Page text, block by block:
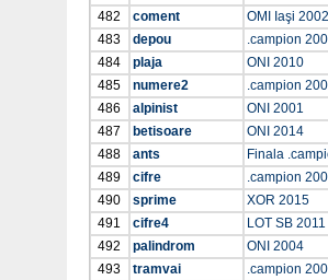
482
coment
OMI Iaşi 2002
483
depou
.campion
484
plaja
ONI 2010
485
numere2
.campion
486
alpinist
ONI 2001
487
betisoare
ONI 2014
488
ants
Finala
489
cifre
.campion
490
sprime
XOR 2015
491
cifre4
LOT SB 2011
492
palindrom
ONI 2004
493
tramvai
.campion